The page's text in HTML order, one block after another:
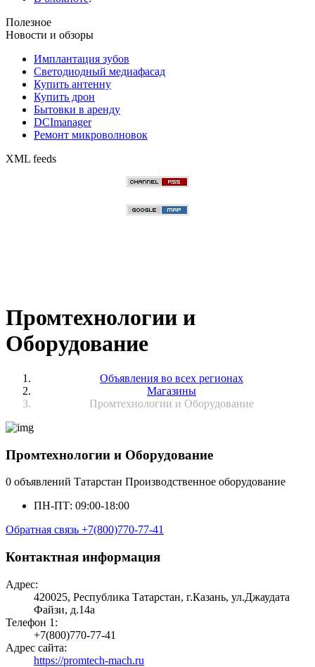
Полезное
Новости и обзоры
Имплантация зубов
Светодиодный медиафасад
Купить антенну
Купить дрон
Бытовки в аренду
DCImanager
Ремонт микроволновок
XML feeds
Промтехнологии и
Оборудование
Объявления во всех регионах
Магазины
Промтехнологии и Оборудование
Промтехнологии и Оборудование
0 объявлений Татарстан Производственное оборудование
ПН-ПТ: 09:00-18:00
Обратная связь +7(800)770-77-41
Контактная информация
Адрес:
420025, Республика Татарстан, г.Казань, ул.Джаудата
Файзи, д.14а
Телефон 1:
+7(800)770-77-41
Адрес сайта:
https://promtech-mach.ru